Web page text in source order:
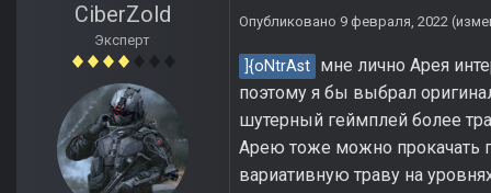
CiberZold
Эксперт
Опубликовано 9 февраля, 2022
]{oNtrAst мне лично Арея
поэтому я бы выбрал
шутерный геймплей более
Арею тоже можно прокачать
вариативную траву на